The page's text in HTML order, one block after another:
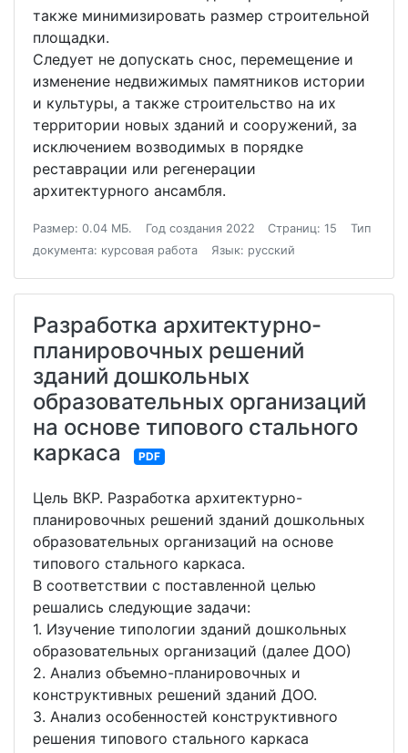
также минимизировать размер строительной
площадки.
Следует не допускать снос, перемещение и
изменение недвижимых памятников истории
и культуры, а также строительство на их
территории новых зданий и сооружений, за
исключением возводимых в порядке
реставрации или регенерации
архитектурного ансамбля.
Размер: 0.04 МБ. Год создания 2022 Страниц: 15
Тип
документа: курсовая работа
Язык: русский
Разработка архитектурно-
планировочных решений
зданий дошкольных
образовательных организаций
на основе типового стального
каркаса
PDF
Цель ВКР. Разработка архитектурно-
планировочных решений зданий дошкольных
образовательных организаций на основе
типового стального каркаса.
В соответствии с поставленной целью
решались следующие задачи:
1. Изучение типологии зданий дошкольных
образовательных организаций (далее ДОО)
2. Анализ объемно-планировочных и
конструктивных решений зданий ДОО.
3. Анализ особенностей конструктивного
решения типового стального каркаса